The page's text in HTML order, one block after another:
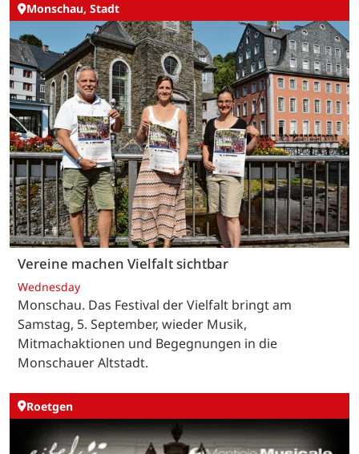
Monschau, Stadt
Vereine machen Vielfalt sichtbar
Wednesday
Monschau. Das Festival der Vielfalt bringt am
Samstag, 5. September, wieder Musik,
Mitmachaktionen und Begegnungen in die
Monschauer Altstadt.
Roetgen